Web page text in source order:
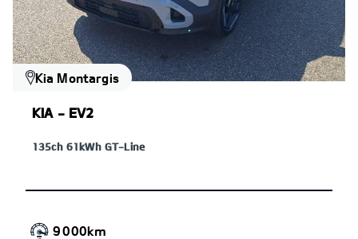
Kia Montargis
KIA - EV2
135ch 61kWh GT-Line
9 000km